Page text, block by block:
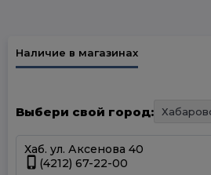
Наличие в магазинах
Выбери свой город:
Хаб. ул. Аксенова 40
(4212) 67-22-00